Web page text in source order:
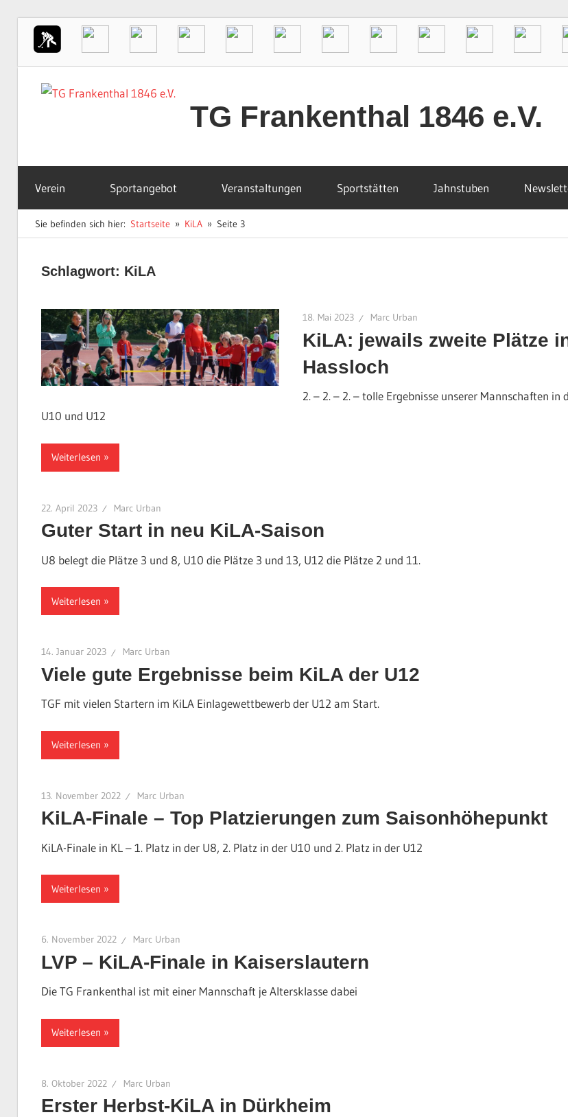
Inhalt
TG Frankenthal 1846 e.V.
Sportverein
in
Frankenthal
Verein Sportangebot Veranstaltungen Sportstätten Jahnstuben
Sie befinden sich hier: Startseite KiLA Seite 3
Schlagwort: KiLA
18. Mai 2023 Marc Urban
KiLA: jewails zweite Plätze
Hassloch
2. – 2. – 2. – tolle Ergebnisse unserer Mannschaften in
U10 und U12
Weiterlesen
22. April 2023 Marc Urban
Guter Start in neu KiLA-Saison
U8 belegt die Plätze 3 und 8, U10 die Plätze 3 und 13, U12 die Plätze 2 und 11.
Weiterlesen
14. Januar 2023 Marc Urban
Viele gute Ergebnisse beim KiLA der U12
TGF mit vielen Startern im KiLA Einlagewettbewerb der U12 am Start.
Weiterlesen
13. November 2022 Marc Urban
KiLA-Finale – Top Platzierungen zum Saisonhöhepunkt
KiLA-Finale in KL – 1. Platz in der U8, 2. Platz in der U10 und 2. Platz in der U12
Weiterlesen
6. November 2022 Marc Urban
LVP – KiLA-Finale in Kaiserslautern
Die TG Frankenthal ist mit einer Mannschaft je Altersklasse dabei
Weiterlesen
8. Oktober 2022 Marc Urban
Erster Herbst-KiLA in Dürkheim